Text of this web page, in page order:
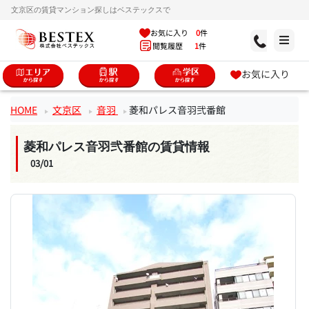
文京区の賃貸マンション探しはベステックスで
お気に入り 0件
閲覧履歴 1件
お気に入り
HOME 文京区 音羽 菱和パレス音羽弐番館
菱和パレス音羽弐番館の賃貸情報
03/01